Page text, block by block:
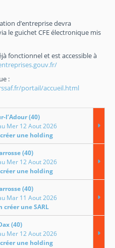
d’entreprise devra
le guichet CFE électronique mis
fonctionnel et est accessible à
:
portail/accueil.html
l’Adour (40)
Mer 12 Aout 2026
une holding
(40)
Mer 12 Aout 2026
une holding
(40)
Mar 11 Aout 2026
créer une SARL
(40)
Mer 12 Aout 2026
une holding